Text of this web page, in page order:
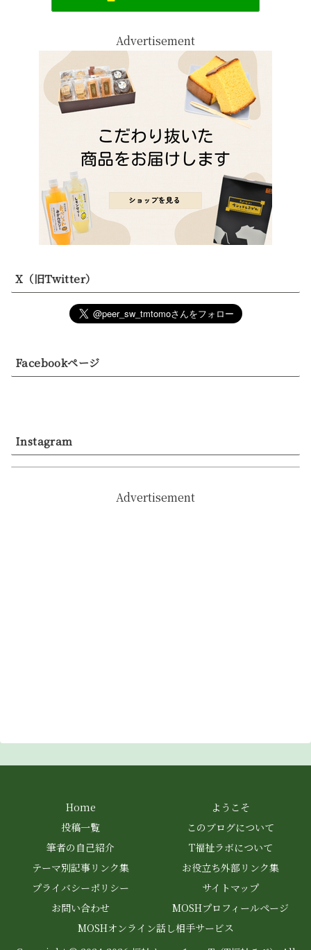
Advertisement
X（旧Twitter）
Facebookページ
Instagram
Advertisement
Home
ようこそ
投稿一覧
このブログについて
筆者の自己紹介
T福祉ラボについて
テーマ別記事リンク集
お役立ち外部リンク集
プライバシーポリシー
サイトマップ
お問い合わせ
MOSHプロフィールページ
MOSHオンライン話し相手サービス